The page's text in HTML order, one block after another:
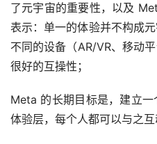
了元宇宙的重要性，以及
表示：单一的体验并不构成
不同的设备（AR/VR、移动
很好的互操性；
Meta 的长期目标是，建立
体验层，每个人都可以与之互